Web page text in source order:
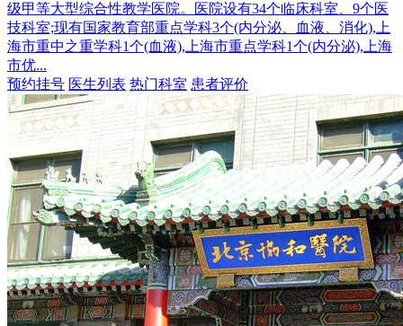
级甲等大型综合性教学医院。医院设有34个临床科室、9个医
技科室;现有国家教育部重点学科3个(内分泌、血液、消化),上
海市重中之重学科1个(血液),上海市重点学科1个(内分泌),上海
市优...
预约挂号 医生列表 热门科室 患者评价